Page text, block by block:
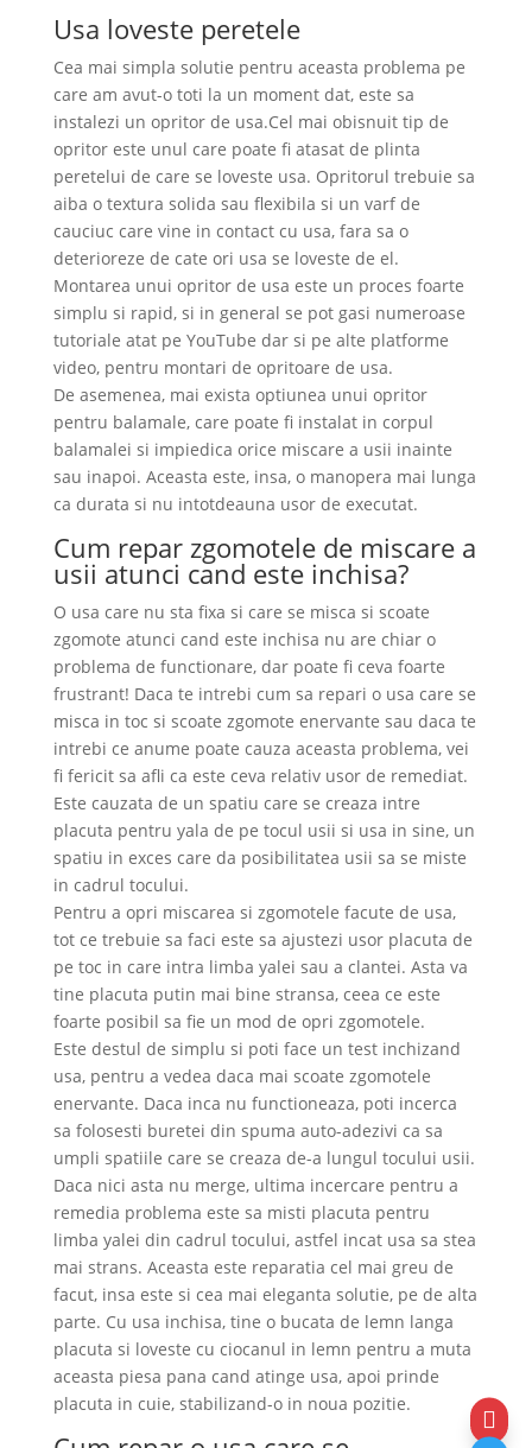
Usa loveste peretele
Cea mai simpla solutie pentru aceasta problema pe
care am avut-o toti la un moment dat, este sa
instalezi un opritor de usa.Cel mai obisnuit tip de
opritor este unul care poate fi atasat de plinta
peretelui de care se loveste usa. Opritorul trebuie sa
aiba o textura solida sau flexibila si un varf de
cauciuc care vine in contact cu usa, fara sa o
deterioreze de cate ori usa se loveste de el.
Montarea unui opritor de usa este un proces foarte
simplu si rapid, si in general se pot gasi numeroase
tutoriale atat pe YouTube dar si pe alte platforme
video, pentru montari de opritoare de usa.
De asemenea, mai exista optiunea unui opritor
pentru balamale, care poate fi instalat in corpul
balamalei si impiedica orice miscare a usii inainte
sau inapoi. Aceasta este, insa, o manopera mai lunga
ca durata si nu intotdeauna usor de executat.
Cum repar zgomotele de miscare a
usii atunci cand este inchisa?
O usa care nu sta fixa si care se misca si scoate
zgomote atunci cand este inchisa nu are chiar o
problema de functionare, dar poate fi ceva foarte
frustrant! Daca te intrebi cum sa repari o usa care se
misca in toc si scoate zgomote enervante sau daca te
intrebi ce anume poate cauza aceasta problema, vei
fi fericit sa afli ca este ceva relativ usor de remediat.
Este cauzata de un spatiu care se creaza intre
placuta pentru yala de pe tocul usii si usa in sine, un
spatiu in exces care da posibilitatea usii sa se miste
in cadrul tocului.
Pentru a opri miscarea si zgomotele facute de usa,
tot ce trebuie sa faci este sa ajustezi usor placuta de
pe toc in care intra limba yalei sau a clantei. Asta va
tine placuta putin mai bine stransa, ceea ce este
foarte posibil sa fie un mod de opri zgomotele.
Este destul de simplu si poti face un test inchizand
usa, pentru a vedea daca mai scoate zgomotele
enervante. Daca inca nu functioneaza, poti incerca
sa folosesti buretei din spuma auto-adezivi ca sa
umpli spatiile care se creaza de-a lungul tocului usii.
Daca nici asta nu merge, ultima incercare pentru a
remedia problema este sa misti placuta pentru
limba yalei din cadrul tocului, astfel incat usa sa stea
mai strans. Aceasta este reparatia cel mai greu de
facut, insa este si cea mai eleganta solutie, pe de alta
parte. Cu usa inchisa, tine o bucata de lemn langa
placuta si loveste cu ciocanul in lemn pentru a muta
aceasta piesa pana cand atinge usa, apoi prinde
placuta in cuie, stabilizand-o in noua pozitie.
